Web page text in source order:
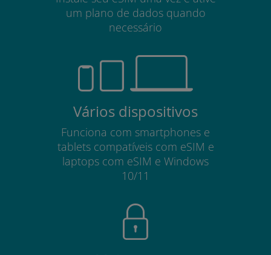
um plano de dados quando
necessário
Vários dispositivos
Funciona com smartphones e
tablets compatíveis com eSIM e
laptops com eSIM e Windows
10/11